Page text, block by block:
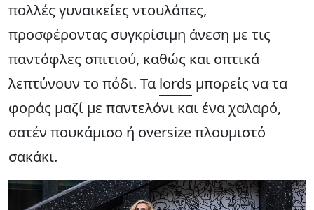
πολλές γυναικείες ντουλάπες,
προσφέροντας συγκρίσιμη άνεση με τις
παντόφλες σπιτιού, καθώς και οπτικά
λεπτύνουν το πόδι. Τα lords μπορείς να τα
φοράς μαζί με παντελόνι και ένα χαλαρό,
σατέν πουκάμισο ή oversize πλουμιστό
σακάκι.